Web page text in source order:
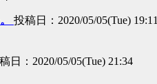
投稿日：2020/05/05(Tue) 19:11
日：2020/05/05(Tue) 21:34